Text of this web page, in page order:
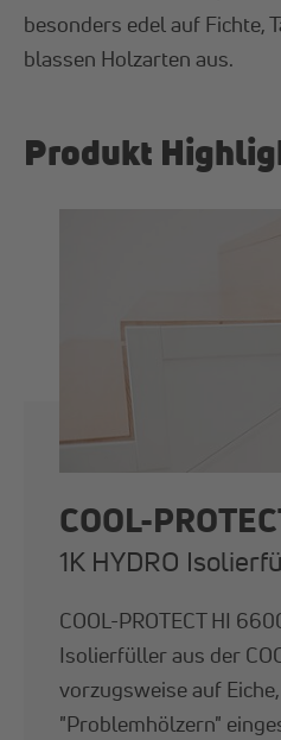
besonders edel auf Fichte,
blassen Holzarten aus.
Produkt
COOL-
1K HYDRO
COOL-PROTECT HI
Isolierfüller aus der
vorzugsweise auf
"Problemhölzern"